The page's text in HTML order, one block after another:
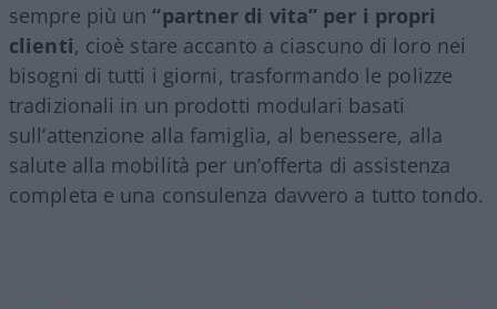
sempre più un“partner di vita” per i propri
clienti, cioè stare accanto a ciascuno di loro nei
bisogni di tutti i giorni, trasformando le polizze
tradizionali in un prodotti modulari basati
sull’attenzione alla famiglia, al benessere, alla
salute alla mobilità per un’offerta di assistenza
completa e una consulenza davvero a tutto tondo.